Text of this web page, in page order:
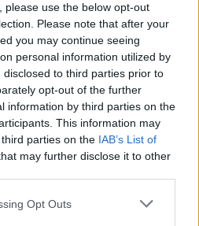
please use the below opt-out
Please note that after your
you may continue seeing
personal information utilized by
to third parties prior to
opt-out of the further
information by third parties on the
This information may
parties on the IAB’s List of
may further disclose it to other
Opt Outs
(Târziu)